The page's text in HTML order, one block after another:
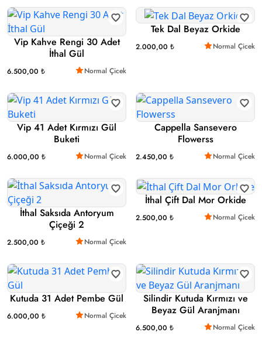
Vip Kahve Rengi 30 Adet
İthal Gül
6.500,00 ₺ Normal Çicek
Tek Dal Beyaz Orkide
2.000,00 ₺ Normal Çicek
Vip 41 Adet Kırmızı Gül
Buketi
6.000,00 ₺ Normal Çicek
Cappella Sansevero
Flowerss
2.450,00 ₺ Normal Çicek
İthal Saksıda Antoryum
Çiçeği 2
2.500,00 ₺ Normal Çicek
İthal Çift Dal Mor Orkide
2.500,00 ₺ Normal Çicek
Kutuda 31 Adet Pembe Gül
6.000,00 ₺ Normal Çicek
Silindir Kutuda Kırmızı ve
Beyaz Gül Aranjmanı
6.500,00 ₺ Normal Çicek